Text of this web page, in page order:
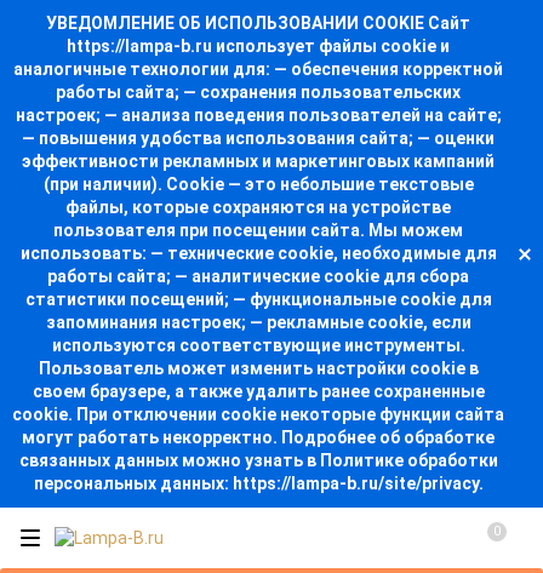
УВЕДОМЛЕНИЕ ОБ ИСПОЛЬЗОВАНИИ COOKIE Сайт
https://lampa-b.ru использует файлы cookie и
аналогичные технологии для: — обеспечения корректной
работы сайта; — сохранения пользовательских
настроек; — анализа поведения пользователей на сайте;
— повышения удобства использования сайта; — оценки
эффективности рекламных и маркетинговых кампаний
(при наличии). Cookie — это небольшие текстовые
файлы, которые сохраняются на устройстве
пользователя при посещении сайта. Мы можем
использовать: — технические cookie, необходимые для
работы сайта; — аналитические cookie для сбора
статистики посещений; — функциональные cookie для
запоминания настроек; — рекламные cookie, если
используются соответствующие инструменты.
Пользователь может изменить настройки cookie в
своем браузере, а также удалить ранее сохраненные
cookie. При отключении cookie некоторые функции сайта
могут работать некорректно. Подробнее об обработке
связанных данных можно узнать в Политике обработки
персональных данных: https://lampa-b.ru/site/privacy.
0